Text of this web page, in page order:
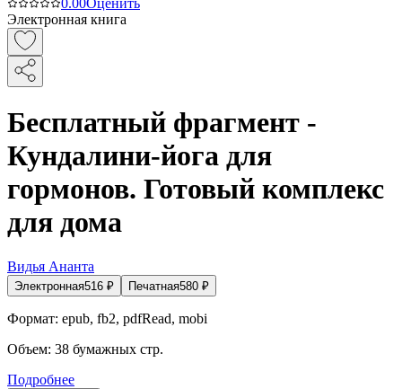
0.00Оценить
Электронная книга
Бесплатный фрагмент -
Кундалини-йога для
гормонов. Готовый комплекс
для дома
Видья Ананта
Электронная516 ₽ Печатная580 ₽
Формат: epub, fb2, pdfRead, mobi
Объем: 38 бумажных стр.
Подробнее